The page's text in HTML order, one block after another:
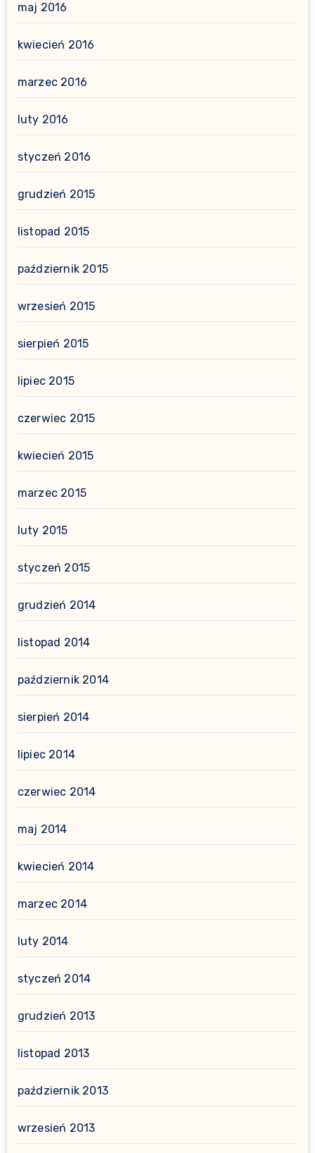
maj 2016
kwiecień 2016
marzec 2016
luty 2016
styczeń 2016
grudzień 2015
listopad 2015
październik 2015
wrzesień 2015
sierpień 2015
lipiec 2015
czerwiec 2015
kwiecień 2015
marzec 2015
luty 2015
styczeń 2015
grudzień 2014
listopad 2014
październik 2014
sierpień 2014
lipiec 2014
czerwiec 2014
maj 2014
kwiecień 2014
marzec 2014
luty 2014
styczeń 2014
grudzień 2013
listopad 2013
październik 2013
wrzesień 2013